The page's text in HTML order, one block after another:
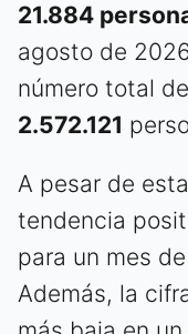
21.884
agosto de
número total
2.572.121
A pesar de
tendencia
para un mes
Además, la